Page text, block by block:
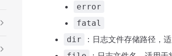
error
fatal
dir
：日志文件存储路径，